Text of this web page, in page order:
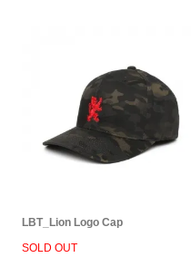
LBT_Lion Logo Cap
SOLD OUT